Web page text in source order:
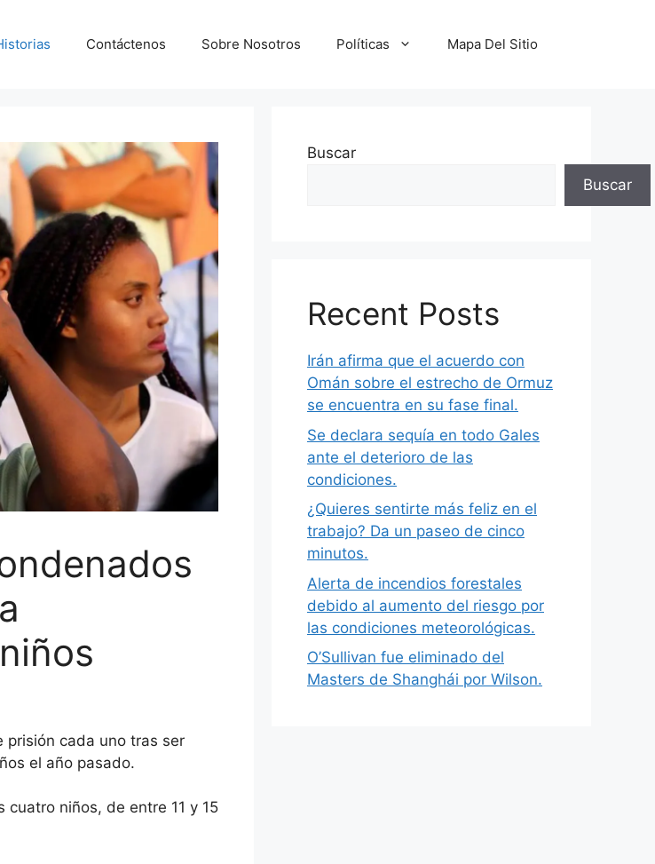
Contáctenos Sobre Nosotros Políticas Mapa Del Sitio
prisión cada uno tras ser
el año pasado.
niños, de entre 11 y 15
Buscar
Buscar
Recent Posts
Irán afirma que el acuerdo con
Omán sobre el estrecho de Ormuz
se encuentra en su fase final.
Se declara sequía en todo Gales
ante el deterioro de las
condiciones.
¿Quieres sentirte más feliz en el
trabajo? Da un paseo de cinco
minutos.
Alerta de incendios forestales
debido al aumento del riesgo por
las condiciones meteorológicas.
O’Sullivan fue eliminado del
Masters de Shanghái por Wilson.